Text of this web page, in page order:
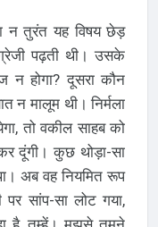
न तुरंत यह विषय छेड़
पढ़ती थी। उसके
होगा? दूसरा कौन
न मालूम थी। निर्मला
तो वकील साहब को
दूंगी। कुछ थोड़ा-सा
अब वह नियमित रूप
सांप-सा लोट गया,